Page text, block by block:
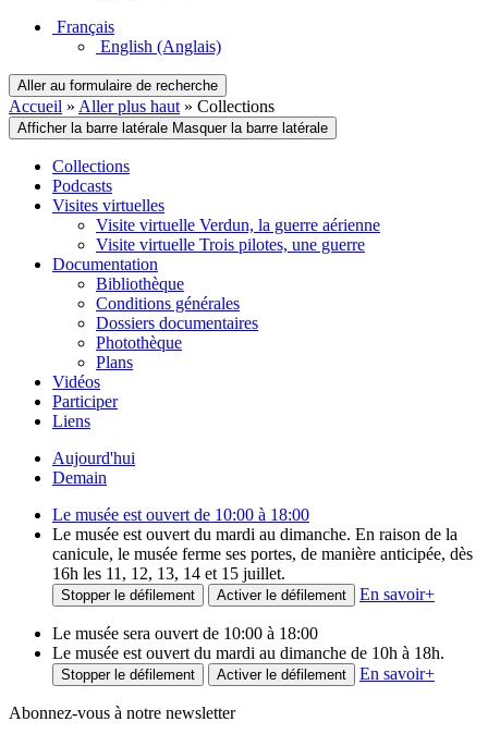
Français
English (Anglais)
Aller au formulaire de recherche
Accueil » Aller plus haut » Collections
Afficher la barre latérale Masquer la barre latérale
Collections
Podcasts
Visites virtuelles
Visite virtuelle Verdun, la guerre aérienne
Visite virtuelle Trois pilotes, une guerre
Documentation
Bibliothèque
Conditions générales
Dossiers documentaires
Photothèque
Plans
Vidéos
Participer
Liens
Aujourd'hui
Demain
Le musée est ouvert de 10:00 à 18:00
Le musée est ouvert du mardi au dimanche. En raison de la
canicule, le musée ferme ses portes, de manière anticipée, dès
16h les 11, 12, 13, 14 et 15 juillet.
Stopper le défilement Activer le défilement En savoir+
Le musée sera ouvert de 10:00 à 18:00
Le musée est ouvert du mardi au dimanche de 10h à 18h.
Stopper le défilement Activer le défilement En savoir+
Abonnez-vous à notre newsletter